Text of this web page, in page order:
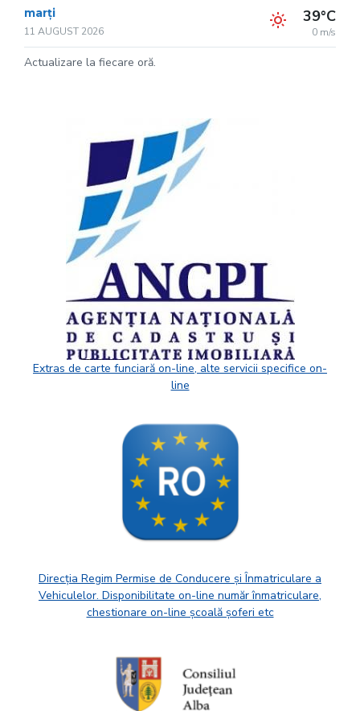
marți
11 AUGUST 2026
39°C
0 m/s
Actualizare la fiecare oră.
Extras de carte funciară on-line, alte servicii specifice on-
line
Direcția Regim Permise de Conducere și Înmatriculare a
Vehiculelor. Disponibilitate on-line număr înmatriculare,
chestionare on-line școală șoferi etc